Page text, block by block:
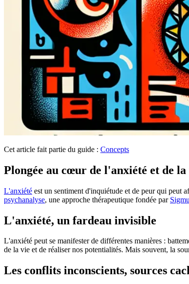
Cet article fait partie du guide : Concepts
Plongée au cœur de l'anxiété et de la
L'anxiété est un sentiment d'inquiétude et de peur qui peut
psychanalyse, une approche thérapeutique fondée par
L'anxiété, un fardeau invisible
L'anxiété peut se manifester de différentes manières :
de la vie et de réaliser nos potentialités. Mais souvent, la
Les conflits inconscients, sources